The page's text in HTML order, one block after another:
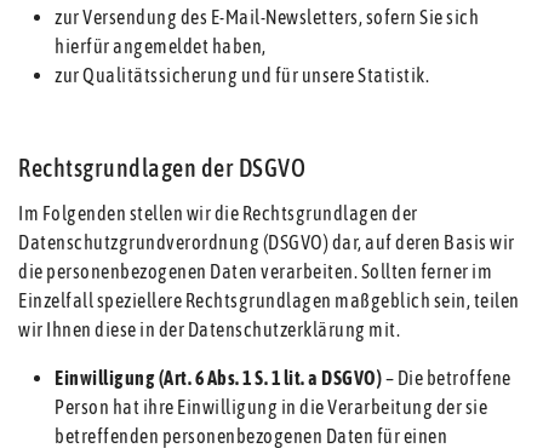
zur Versendung des E-Mail-Newsletters, sofern Sie sich
hierfür angemeldet haben,
zur Qualitätssicherung und für unsere Statistik.
Rechtsgrundlagen der DSGVO
Im Folgenden stellen wir die Rechtsgrundlagen der
Datenschutzgrundverordnung (DSGVO) dar, auf deren Basis wir
die personenbezogenen Daten verarbeiten. Sollten ferner im
Einzelfall speziellere Rechtsgrundlagen maßgeblich sein, teilen
wir Ihnen diese in der Datenschutzerklärung mit.
Einwilligung (Art. 6 Abs. 1 S. 1 lit. a DSGVO)– Die betroffene
Person hat ihre Einwilligung in die Verarbeitung der sie
betreffenden personenbezogenen Daten für einen